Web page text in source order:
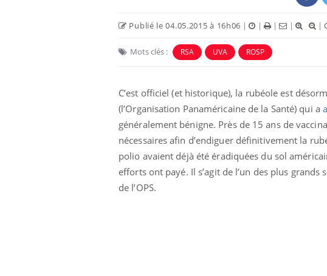
Publié le 04.05.2015 à 16h06 | | | | |
Mots clés : RSA UVA ROSP
C’est officiel (et historique), la rubéole est
(l’Organisation Panaméricaine de la Santé) qui a
généralement bénigne. Près de 15 ans de
nécessaires afin d’endiguer définitivement la
polio avaient déjà été éradiquées du sol
efforts ont payé. Il s’agit de l’un des plus grands
de l’OPS.